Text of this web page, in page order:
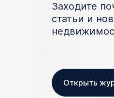
Заходите
статьи и
Открыть